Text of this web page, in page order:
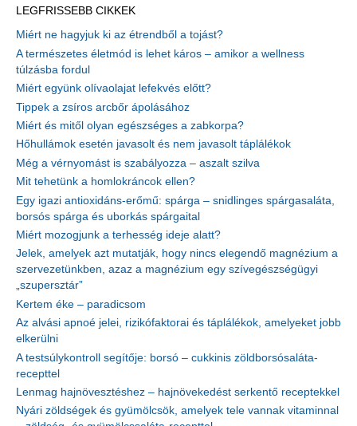
LEGFRISSEBB CIKKEK
Miért ne hagyjuk ki az étrendből a tojást?
A természetes életmód is lehet káros – amikor a wellness
túlzásba fordul
Miért együnk olívaolajat lefekvés előtt?
Tippek a zsíros arcbőr ápolásához
Miért és mitől olyan egészséges a zabkorpa?
Hőhullámok esetén javasolt és nem javasolt táplálékok
Még a vérnyomást is szabályozza – aszalt szilva
Mit tehetünk a homlokráncok ellen?
Egy igazi antioxidáns-erőmű: spárga – snidlinges spárgasaláta,
borsós spárga és uborkás spárgaital
Miért mozogjunk a terhesség ideje alatt?
Jelek, amelyek azt mutatják, hogy nincs elegendő magnézium a
szervezetünkben, azaz a magnézium egy szívegészségügyi
„szupersztár”
Kertem éke – paradicsom
Az alvási apnoé jelei, rizikófaktorai és táplálékok, amelyeket jobb
elkerülni
A testsúlykontroll segítője: borsó – cukkinis zöldborsósaláta-
recepttel
Lenmag hajnövesztéshez – hajnövekedést serkentő receptekkel
Nyári zöldségek és gyümölcsök, amelyek tele vannak vitaminnal